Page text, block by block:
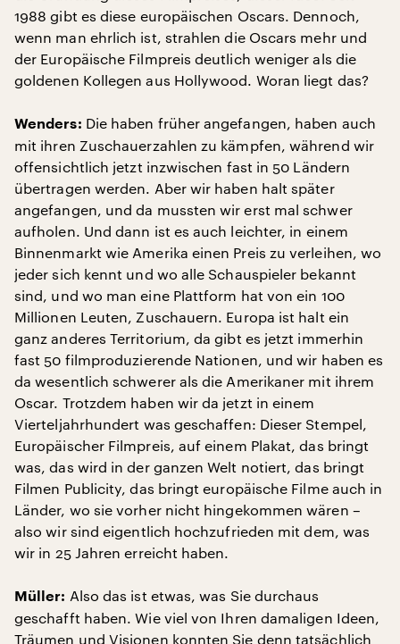
1988 gibt es diese europäischen Oscars. Dennoch,
wenn man ehrlich ist, strahlen die Oscars mehr und
der Europäische Filmpreis deutlich weniger als die
goldenen Kollegen aus Hollywood. Woran liegt das?
Wenders: Die haben früher angefangen, haben auch
mit ihren Zuschauerzahlen zu kämpfen, während wir
offensichtlich jetzt inzwischen fast in 50 Ländern
übertragen werden. Aber wir haben halt später
angefangen, und da mussten wir erst mal schwer
aufholen. Und dann ist es auch leichter, in einem
Binnenmarkt wie Amerika einen Preis zu verleihen, wo
jeder sich kennt und wo alle Schauspieler bekannt
sind, und wo man eine Plattform hat von ein 100
Millionen Leuten, Zuschauern. Europa ist halt ein
ganz anderes Territorium, da gibt es jetzt immerhin
fast 50 filmproduzierende Nationen, und wir haben es
da wesentlich schwerer als die Amerikaner mit ihrem
Oscar. Trotzdem haben wir da jetzt in einem
Vierteljahrhundert was geschaffen: Dieser Stempel,
Europäischer Filmpreis, auf einem Plakat, das bringt
was, das wird in der ganzen Welt notiert, das bringt
Filmen Publicity, das bringt europäische Filme auch in
Länder, wo sie vorher nicht hingekommen wären –
also wir sind eigentlich hochzufrieden mit dem, was
wir in 25 Jahren erreicht haben.
Müller: Also das ist etwas, was Sie durchaus
geschafft haben. Wie viel von Ihren damaligen Ideen,
Träumen und Visionen konnten Sie denn tatsächlich